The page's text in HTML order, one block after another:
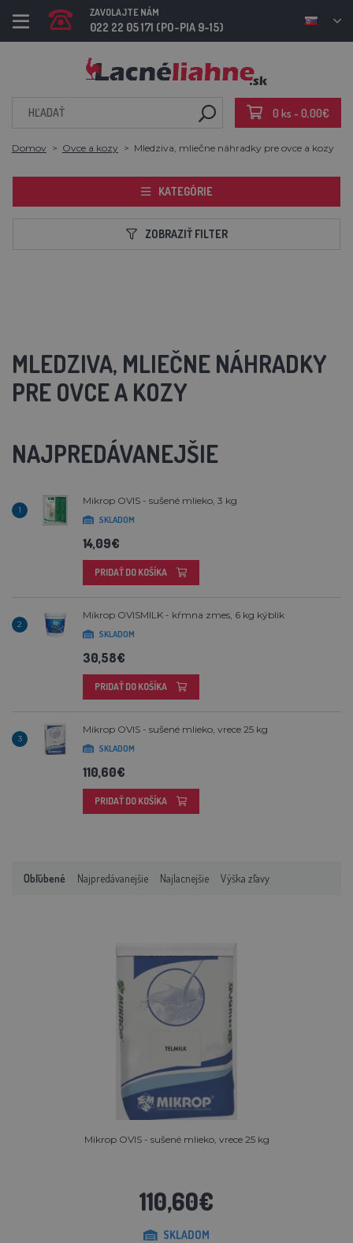
ZAVOLAJTE NÁM
022 22 05 171 (PO-PIA 9-15)
0 ks - 0,00€
Domov Ovce a kozy Mledziva, mliečne náhradky pre ovce a kozy
KATEGÓRIE
ZOBRAZIŤ FILTER
MLEDZIVA, MLIEČNE NÁHRADKY
PRE OVCE A KOZY
NAJPREDÁVANEJŠIE
1
Mikrop OVIS - sušené mlieko, 3 kg
SKLADOM
14,09€
PRIDAŤ DO KOŠÍKA
2
Mikrop OVISMILK - kŕmna zmes, 6 kg kýblik
SKLADOM
30,58€
PRIDAŤ DO KOŠÍKA
3
Mikrop OVIS - sušené mlieko, vrece 25 kg
SKLADOM
110,60€
PRIDAŤ DO KOŠÍKA
Obľúbené Najpredávanejšie Najlacnejšie Výška zľavy
Mikrop OVIS - sušené mlieko, vrece 25 kg
110,60€
SKLADOM